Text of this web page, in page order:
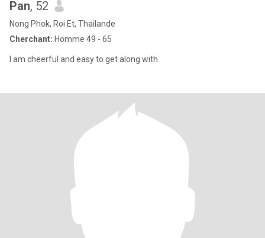
Pan, 52
Nong Phok, Roi Et, Thailande
Cherchant: Homme 49 - 65
I am cheerful and easy to get along with.